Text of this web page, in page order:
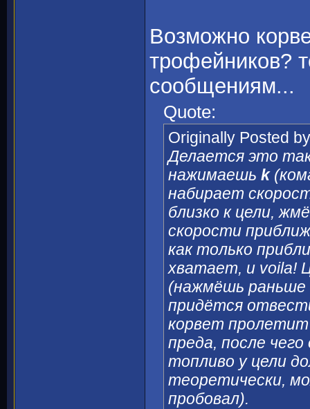
Возможно
трофейников?
сообщениям...
Quote:
Originally Posted
Делается это
нажимаешь k
набирает
близко к цели,
скорости
как только
хватает, и voila!
(нажмёшь раньше
придётся
корвет пролетит
преда, после
топливо у цели
теоретически,
пробовал).